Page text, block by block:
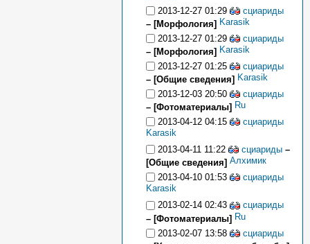
2013-12-27 01:29
сциариды
– [Морфология] Karasik
2013-12-27 01:29
сциариды
– [Морфология] Karasik
2013-12-27 01:25
сциариды
– [Общие сведения] Karasik
2013-12-03 20:50
сциариды
– [Фотоматериалы] Ru
2013-04-12 04:15
сциариды
Karasik
2013-04-11 11:22
сциариды –
[Общие сведения]Алхимик
2013-04-10 01:53
сциариды
Karasik
2013-02-14 02:43
сциариды
– [Фотоматериалы] Ru
2013-02-07 13:58
сциариды